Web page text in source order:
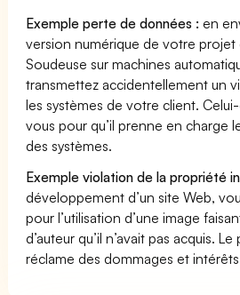
Exemple perte de données : en
version numérique de votre projet
Soudeuse sur machines
transmettez accidentellement un
les systèmes de votre client.
vous pour qu’il prenne en charge
des systèmes.
Exemple violation de la propriété
développement d’un site Web,
pour l’utilisation d’une image
d’auteur qu’il n’avait pas acquis.
réclame des dommages et